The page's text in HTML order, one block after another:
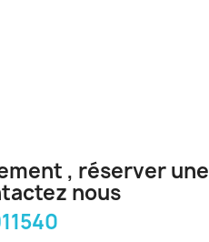
, réserver une
nous